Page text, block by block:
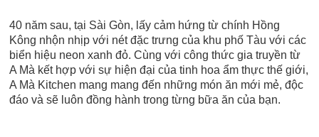
40 năm sau, tại Sài Gòn, lấy cảm hứng từ chính Hồng
Kông nhộn nhịp với nét đặc trưng của khu phố Tàu với các
biển hiệu neon xanh đỏ. Cùng với công thức gia truyền từ
A Mà kết hợp với sự hiện đại của tinh hoa ẩm thực thế giới,
A Mà Kitchen mang mang đến những món ăn mới mẻ, độc
đáo và sẽ luôn đồng hành trong từng bữa ăn của bạn.